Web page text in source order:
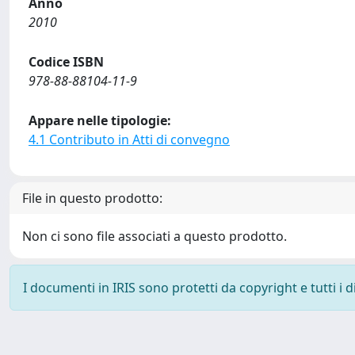
2010
Codice ISBN
978-88-88104-11-9
Appare nelle tipologie:
4.1 Contributo in Atti di convegno
File in questo prodotto:
Non ci sono file associati a questo prodotto.
I documenti in IRIS sono protetti da copyright e tutti i